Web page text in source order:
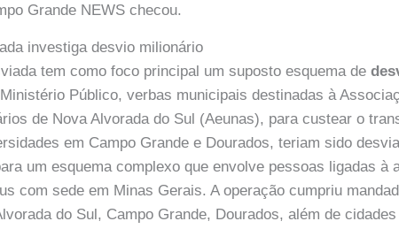
Grande NEWS checou.
investiga desvio milionário
tem como foco principal um suposto esquema de
Público, verbas municipais destinadas à
de Nova Alvorada do Sul (Aeunas), para custear o
em Campo Grande e Dourados, teriam sido
um esquema complexo que envolve pessoas ligadas à
com sede em Minas Gerais. A operação cumpriu
do Sul, Campo Grande, Dourados, além de